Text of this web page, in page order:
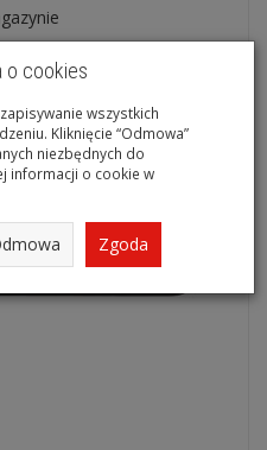
o cookies
wszystkich
Kliknięcie “Odmowa”
niezbędnych do
informacji o cookie w
Zgoda